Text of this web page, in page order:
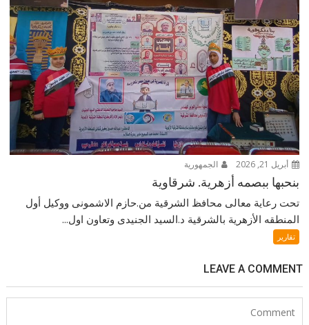
أبريل 21, 2026 الجمهورية
بنحبها ببصمه أزهرية. شرقاوية
تحت رعاية معالى محافظ الشرقية من.حازم الاشمونى ووكيل أول
المنطقه الأزهرية بالشرقية د.السيد الجنيدى وتعاون اول...
تقارير
LEAVE A COMMENT